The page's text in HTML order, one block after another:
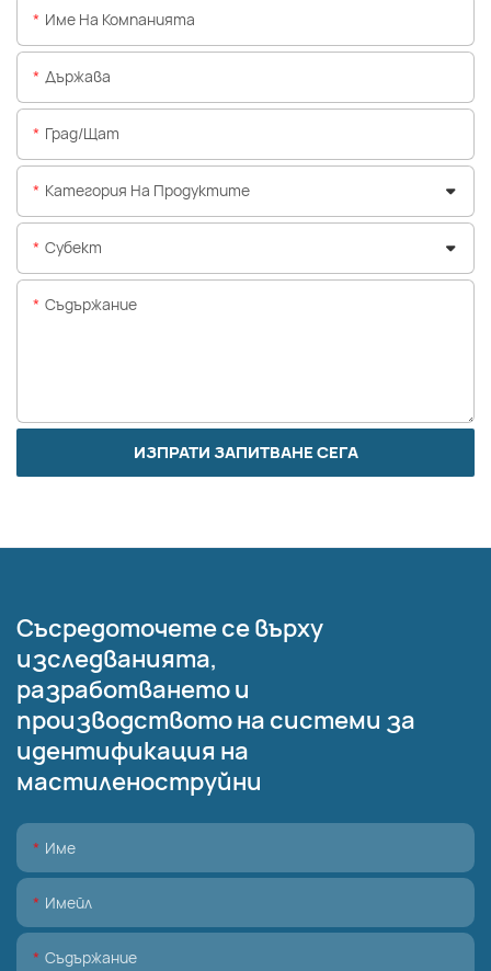
Име На Компанията
Държава
Град/щат
Категория На Продуктите
Субект
Съдържание
ИЗПРАТИ ЗАПИТВАНЕ СЕГА
Съсредоточете се върху
изследванията,
разработването и
производството на системи за
идентификация на
мастиленоструйни
Име
Имейл
Съдържание